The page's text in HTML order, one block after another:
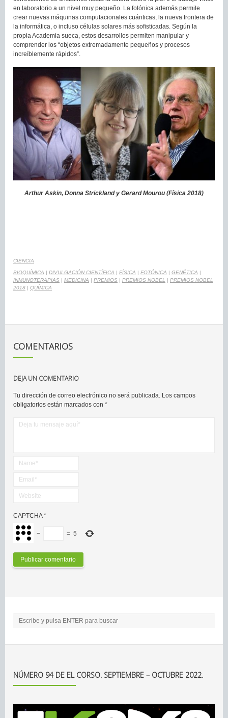
en laboratorio a un nivel muy pequeño. La fotónica además permite
crear nuevas máquinas computacionales cuánticas, la nueva frontera de
la informática, o incluso células solares más sofisticadas. Según la
propia Academia sueca, estos desarrollos permiten manipular y
comprender los “objetos extremadamente pequeños y procesos
increíblemente rápidos”.
Arthur Askin, Donna Strickland y Gerard Mourou (Física 2018)
CIENCIA
BIOQUÍMICA | DIVULGACIÓN CIENTÍFICA | FÍSICA | FOTÓNICA | GENÉTICA |
INMUNOTERAPIAS | MEDICINA | PREMIOS | PREMIOS NOBEL | PREMIOS NOBEL
2018 | QUÍMICA
COMENTARIOS
DEJA UN COMENTARIO
Tu dirección de correo electrónico no será publicada. Los campos
obligatorios están marcados con *
CAPTCHA*
− = 5
NÚMERO 94 DE EL CORSO. SEPTIEMBRE – OCTUBRE 2022.